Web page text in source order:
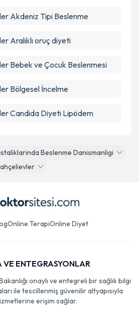
Beslenme Danismanligi
Akdeniz Tipi Beslenme
Aralıklı oruç diyeti
Bebek ve Çocuk Beslenmesi
Bölgesel İncelme
Candida Diyeti Lipödem
Online TerapiOnline Diyet
VE ENTEGRASYONLAR
onaylı ve entegreli bir sağlık bilgi
ile tescillenmiş güvenilir altyapısıyla
erişim sağlar.